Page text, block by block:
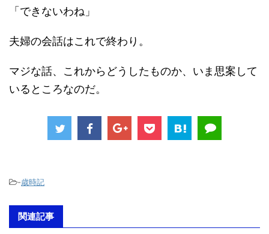
「できないわね」
夫婦の会話はこれで終わり。
マジな話、これからどうしたものか、いま思案して
いるところなのだ。
-歳時記
関連記事